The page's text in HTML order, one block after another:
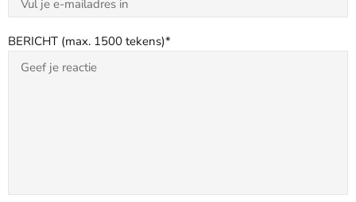
BERICHT (max. 1500 tekens)